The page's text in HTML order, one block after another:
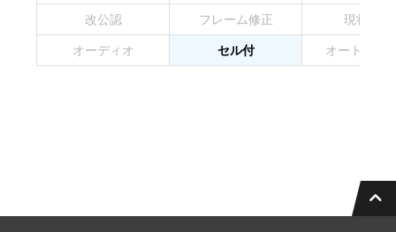
改公認 フレーム修正 現状販売
オーディオ セル付 オートマチ